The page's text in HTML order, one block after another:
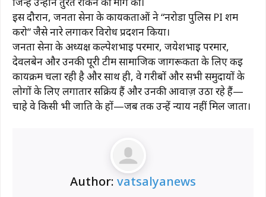
इस दौरान, जनता सेना के कार्यकर्ताओं ने “नरोडा पुलिस PI शर्म
करो” जैसे नारे लगाकर विरोध प्रदर्शन किया।
जनता सेना के अध्यक्ष कल्पेशभाई परमार, जयेशभाई परमार,
देवलबेन और उनकी पूरी टीम सामाजिक जागरूकता के लिए कई
कार्यक्रम चला रही है और साथ ही, वे गरीबों और सभी समुदायों के
लोगों के लिए लगातार सक्रिय हैं और उनकी आवाज़ उठा रहे हैं—
चाहे वे किसी भी जाति के हों—जब तक उन्हें न्याय नहीं मिल जाता।
Author: vatsalyanews